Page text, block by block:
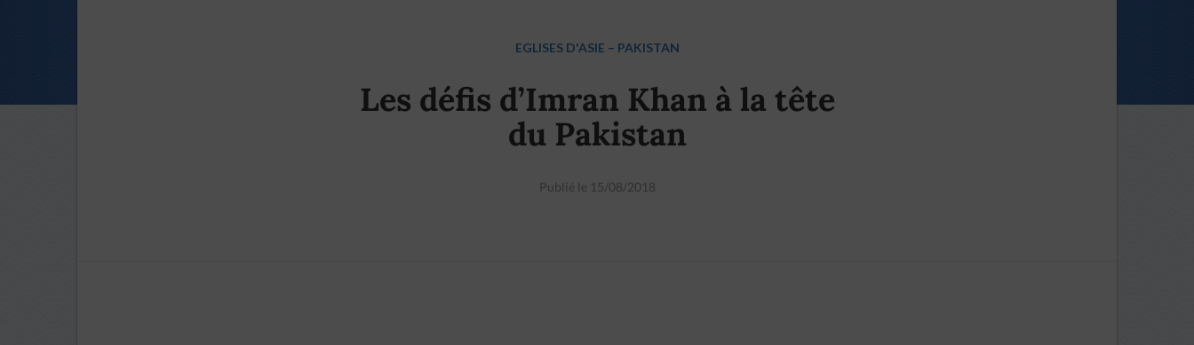
EGLISES D'ASIE – PAKISTAN
Les défis d’Imran Khan à la tête
du Pakistan
Publié le 15/08/2018